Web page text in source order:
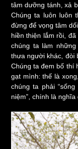
tâm dưỡng tánh, xả
Chúng ta luôn luôn
đừng để vọng tâm
hiền thiện lắm rồi,
chúng ta làm
thưa người khác, đòi
Chúng ta đem bố thí
gạt mình: thế là
chúng ta phải
niệm”, chính là nghĩa